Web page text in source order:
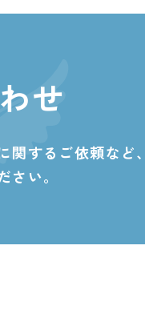
せ
関する ご依頼など
さい。